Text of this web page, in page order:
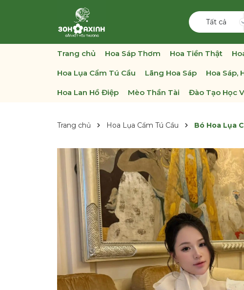
Tất cả
Trang chủ Hoa Sáp Thơm Hoa Tiền Thật
Hoa Lụa Cẩm Tú Cầu Lãng Hoa Sáp Hoa Sáp,
Hoa Lan Hồ Điệp Mèo Thần Tài Đào Tạo Học
Trang chủ Hoa Lụa Cẩm Tú Cầu Bó Hoa Lụa